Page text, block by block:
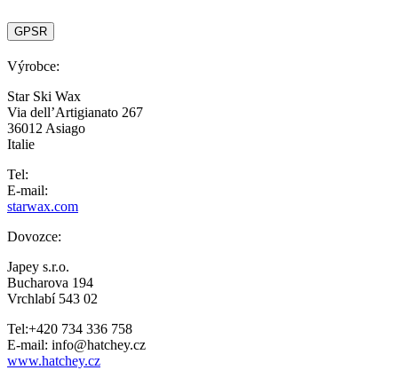
GPSR
Výrobce:
Star Ski Wax
Via dell’Artigianato 267
36012 Asiago
Italie
Tel:
E-mail:
starwax.com
Dovozce:
Japey s.r.o.
Bucharova 194
Vrchlabí 543 02
Tel:+420 734 336 758
E-mail: info@hatchey.cz
www.hatchey.cz